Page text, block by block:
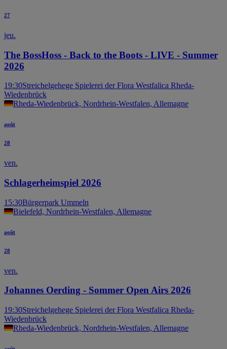
27
jeu.
The BossHoss - Back to the Boots - LIVE - Summer
2026
19:30Streichelgehege Spielerei der Flora Westfalica Rheda-
Wiedenbrück
Rheda-Wiedenbrück, Nordrhein-Westfalen, Allemagne
août
28
ven.
Schlagerheimspiel 2026
15:30Bürgerpark Ummeln
Bielefeld, Nordrhein-Westfalen, Allemagne
août
28
ven.
Johannes Oerding - Sommer Open Airs 2026
19:30Streichelgehege Spielerei der Flora Westfalica Rheda-
Wiedenbrück
Rheda-Wiedenbrück, Nordrhein-Westfalen, Allemagne